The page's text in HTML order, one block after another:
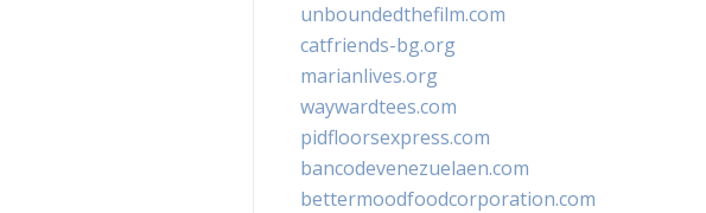
unboundedthefilm.com
catfriends-bg.org
marianlives.org
waywardtees.com
pidfloorsexpress.com
bancodevenezuelaen.com
bettermoodfoodcorporation.com